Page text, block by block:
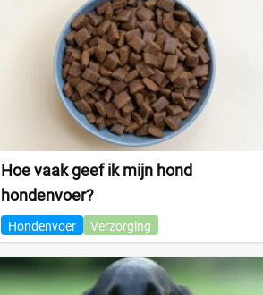
Hoe vaak geef ik mijn hond
hondenvoer?
Hondenvoer Verzorging